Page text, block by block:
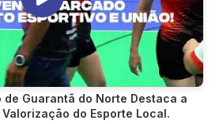
de Guarantã do Norte Destaca a
do Esporte Local.